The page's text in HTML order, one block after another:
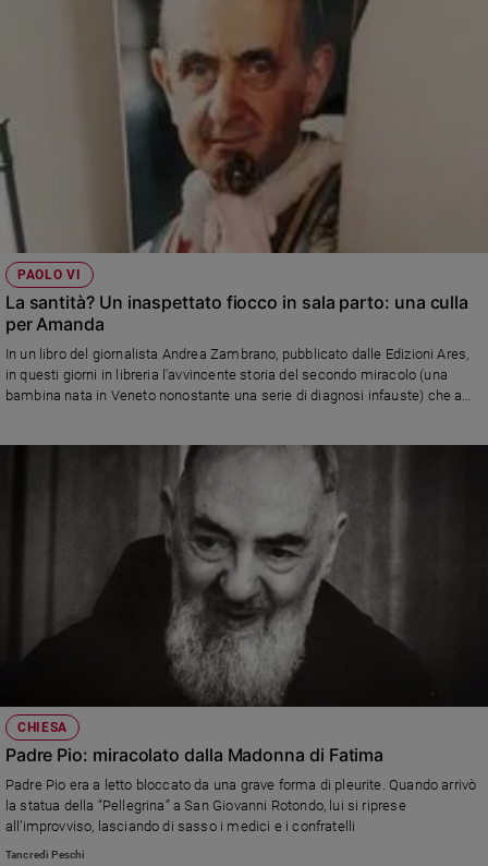
PAOLO VI
La santità? Un inaspettato fiocco in sala parto: una culla
per Amanda
In un libro del giornalista Andrea Zambrano, pubblicato dalle Edizioni Ares,
in questi giorni in libreria l'avvincente storia del secondo miracolo (una
bambina nata in Veneto nonostante una serie di diagnosi infauste) che a
CHIESA
Padre Pio: miracolato dalla Madonna di Fatima
Padre Pio era a letto bloccato da una grave forma di pleurite. Quando arrivò
la statua della “Pellegrina” a San Giovanni Rotondo, lui si riprese
all’improvviso, lasciando di sasso i medici e i confratelli
Tancredi Peschi